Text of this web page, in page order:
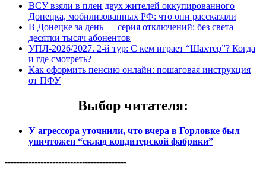
ВСУ взяли в плен двух жителей оккупированного
Донецка, мобилизованных РФ: что они рассказали
В Донецке за день — серия отключений: без света
десятки тысяч абонентов
УПЛ-2026/2027. 2-й тур: С кем играет “Шахтер”? Когда
и где смотреть?
Как оформить пенсию онлайн: пошаговая инструкция
от ПФУ
Выбор читателя:
У агрессора уточнили, что вчера в Горловке был
уничтожен “склад кондитерской фабрики”
-----------------------------------------